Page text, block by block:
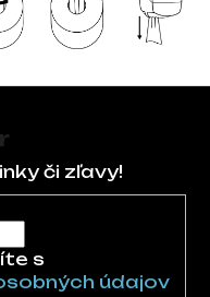
či zľavy!
s
údajov